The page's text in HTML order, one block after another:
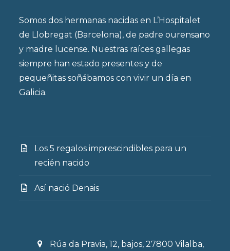
Somos dos hermanas nacidas en L’Hospitalet
de Llobregat (Barcelona), de padre ourensano
y madre lucense. Nuestras raíces gallegas
siempre han estado presentes y de
pequeñitas soñábamos con vivir un día en
Galicia.
Los 5 regalos imprescindibles para un
recién nacido
Así nació Denais
Rúa da Pravia, 12, bajos, 27800 Vilalba,